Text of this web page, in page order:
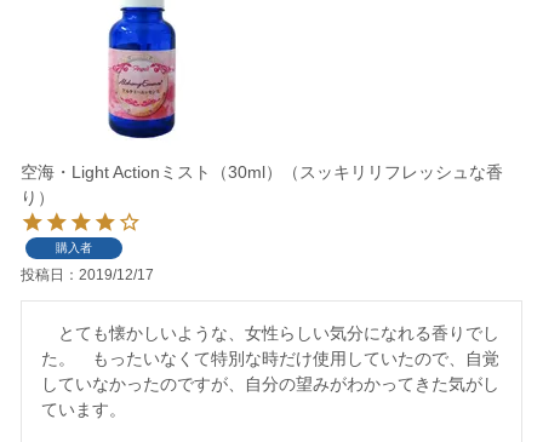
空海・Light Actionミスト（30ml）（スッキリリフレッシュな香
り）
購入者
投稿日 2019/12/17
とても懐かしいような、女性らしい気分になれる香りでし
た。　もったいなくて特別な時だけ使用していたので、自覚
していなかったのですが、自分の望みがわかってきた気がし
ています。